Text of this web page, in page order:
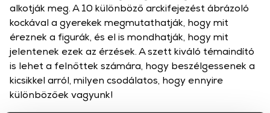
alkotják meg. A 10 különböző arckifejezést ábrázoló
kockával a gyerekek megmutathatják, hogy mit
éreznek a figurák, és el is mondhatják, hogy mit
jelentenek ezek az érzések. A szett kiváló témaindító
is lehet a felnőttek számára, hogy beszélgessenek a
kicsikkel arról, milyen csodálatos, hogy ennyire
különbözőek vagyunk!